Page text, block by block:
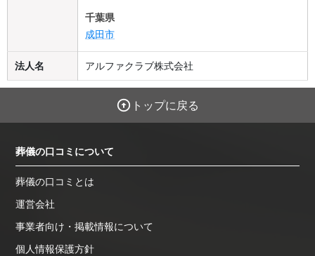
千葉県
成田市
法人名 アルファクラブ株式会社
トップに戻る
葬儀の口コミについて
葬儀の口コミとは
運営会社
事業者向け・掲載情報について
個人情報保護方針